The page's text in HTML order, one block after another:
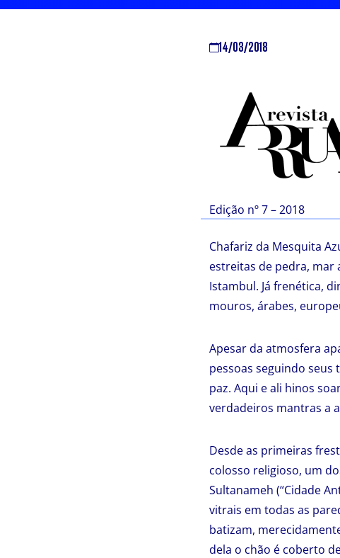
14/03/2018
Edição nº 7 – 2018
Chafariz da Mesquita
estreitas de pedra, mar
Istambul. Já frenética,
mouros, árabes,
Apesar da atmosfera
pessoas seguindo seus
paz. Aqui e ali hinos
verdadeiros mantras a
Desde as primeiras
colosso religioso, um
Sultanameh (“Cidade
vitrais em todas as
batizam,
dela o chão é coberto